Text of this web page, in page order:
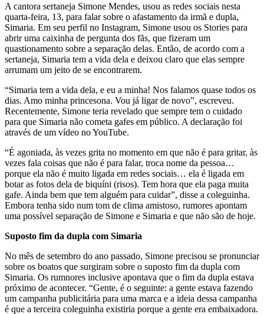
A cantora sertaneja Simone Mendes, usou as redes sociais nesta
quarta-feira, 13, para falar sobre o afastamento da irmã e dupla,
Simaria. Em seu perfil no Instagram, Simone usou os Stories para
abrir uma caixinha de pergunta dos fãs, que fizeram um
quastionamento sobre a separação delas. Então, de acordo com a
sertaneja, Simaria tem a vida dela e deixou claro que elas sempre
arrumam um jeito de se encontrarem.
“Simaria tem a vida dela, e eu a minha! Nos falamos quase todos os
dias. Amo minha princesona. Vou já ligar de novo”, escreveu.
Recentemente, Simone teria revelado que sempre tem o cuidado
para que Simaria não cometa gafes em público. A declaração foi
através de um vídeo no YouTube.
“É agoniada, às vezes grita no momento em que não é para gritar, às
vezes fala coisas que não é para falar, troca nome da pessoa…
porque ela não é muito ligada em redes sociais… ela é ligada em
botar as fotos dela de biquíni (risos). Tem hora que ela paga muita
gafe. Ainda bem que tem alguém para cuidar”, disse a coleguinha.
Embora tenha sido num tom de clima amistoso, rumores apontam
uma possível separação de Simone e Simaria e que não são de hoje.
Suposto fim da dupla com Simaria
No mês de setembro do ano passado, Simone precisou se pronunciar
sobre os boatos que surgiram sobre o suposto fim da dupla com
Simaria. Os rumnores inclusive apontava que o fim da dupla estava
próximo de acontecer. “Gente, é o seguinte: a gente estava fazendo
um campanha publicitária para uma marca e a ideia dessa campanha
é que a terceira coleguinha existiria porque a gente era embaixadora.